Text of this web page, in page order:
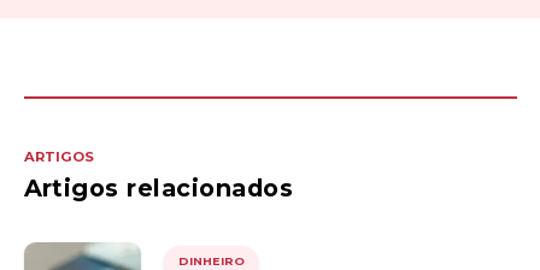
ARTIGOS
Artigos relacionados
DINHEIRO